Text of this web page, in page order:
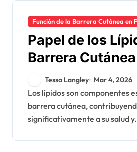
Función de la Barrera Cutánea en
Papel de los
Barrera
Funciones,
Tessa Langley Mar 4, 2026
Los lípidos son componentes esenciales de la
barrera cutánea,
significativamente a su salud